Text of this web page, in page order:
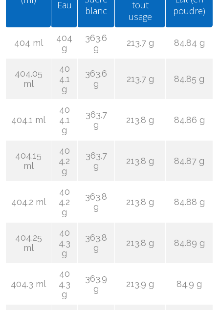
Eau
blanc
tout
usage
poudre)
404 ml
404
g
363.6
g
213.7 g 84.84 g
404.05
ml
40
4.1
g
363.6
g
213.7 g 84.85 g
404.1 ml
40
4.1
g
363.7
g
213.8 g 84.86 g
404.15
ml
40
4.2
g
363.7
g
213.8 g 84.87 g
404.2 ml
40
4.2
g
363.8
g
213.8 g 84.88 g
404.25
ml
40
4.3
g
363.8
g
213.8 g 84.89 g
404.3 ml
40
4.3
g
363.9
g
213.9 g 84.9 g